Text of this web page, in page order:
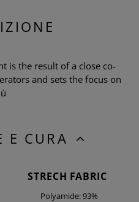
is the result of a close co-
and sets the focus on
E CURA
STRECH FABRIC
Polyamide: 93%